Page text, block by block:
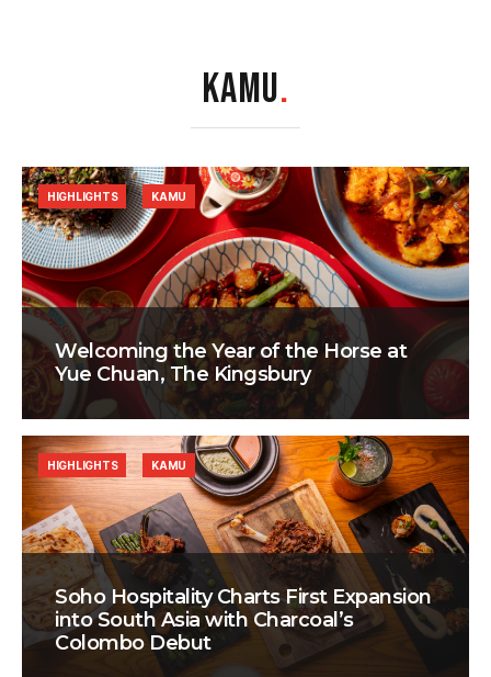
KAMU.
Welcoming the Year of the Horse at
Yue Chuan, The Kingsbury
HIGHLIGHTS KAMU
Soho Hospitality Charts First Expansion
into South Asia with Charcoal’s
Colombo Debut
HIGHLIGHTS KAMU